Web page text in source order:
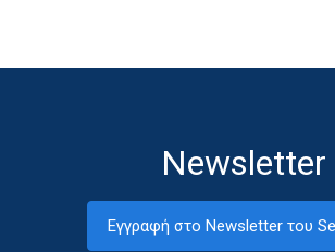
Newsletter
Εγγραφή στο Newsletter του